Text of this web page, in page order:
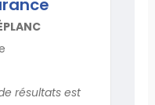
résultats est